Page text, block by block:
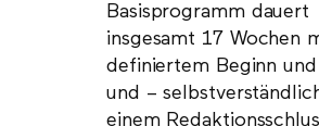
Basisprogramm dauert
insgesamt 17 Wochen
definiertem Beginn und
und –
einem